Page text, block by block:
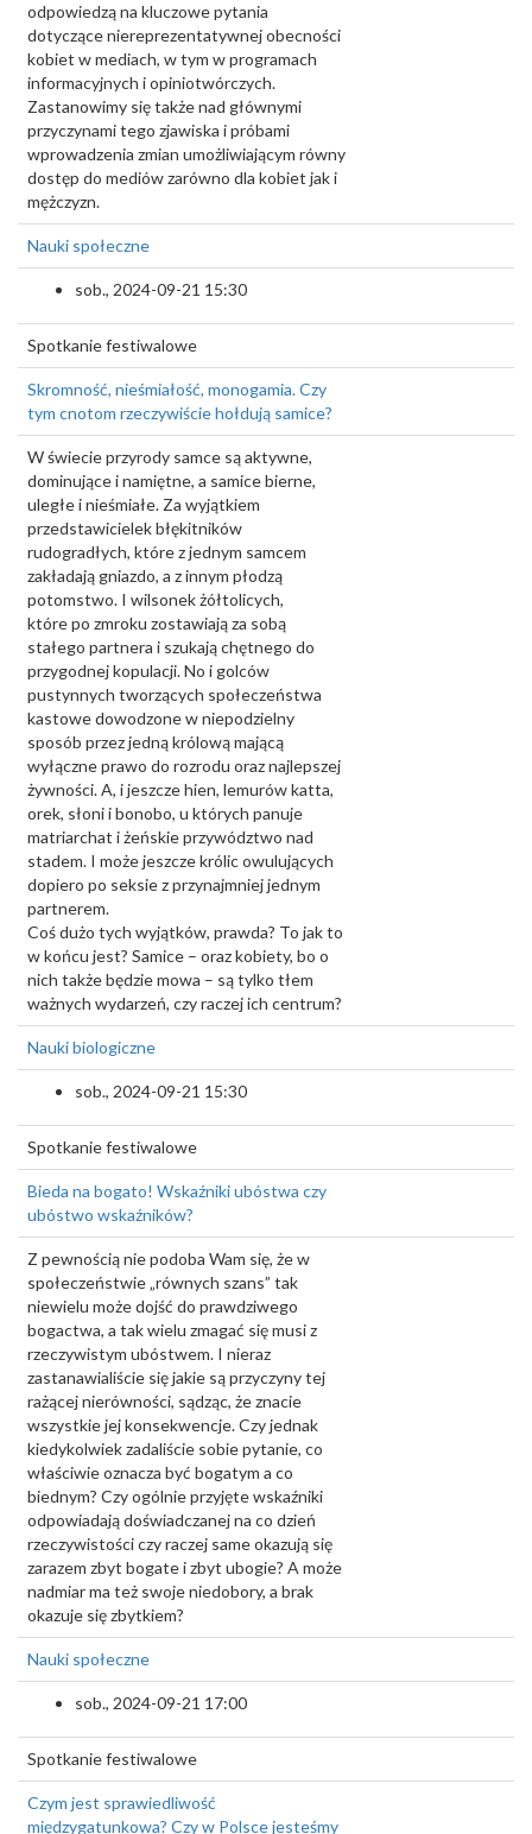
odpowiedzą na kluczowe pytania
dotyczące niereprezentatywnej obecności
kobiet w mediach, w tym w programach
informacyjnych i opiniotwórczych.
Zastanowimy się także nad głównymi
przyczynami tego zjawiska i próbami
wprowadzenia zmian umożliwiającym równy
dostęp do mediów zarówno dla kobiet jak i
mężczyzn.
Nauki społeczne
sob., 2024-09-21 15:30
Spotkanie festiwalowe
Skromność, nieśmiałość, monogamia. Czy
tym cnotom rzeczywiście hołdują samice?
W świecie przyrody samce są aktywne,
dominujące i namiętne, a samice bierne,
uległe i nieśmiałe. Za wyjątkiem
przedstawicielek błękitników
rudogradłych, które z jednym samcem
zakładają gniazdo, a z innym płodzą
potomstwo. I wilsonek żółtolicych,
które po zmroku zostawiają za sobą
stałego partnera i szukają chętnego do
przygodnej kopulacji. No i golców
pustynnych tworzących społeczeństwa
kastowe dowodzone w niepodzielny
sposób przez jedną królową mającą
wyłączne prawo do rozrodu oraz najlepszej
żywności. A, i jeszcze hien, lemurów katta,
orek, słoni i bonobo, u których panuje
matriarchat i żeńskie przywództwo nad
stadem. I może jeszcze królic owulujących
dopiero po seksie z przynajmniej jednym
partnerem.
Coś dużo tych wyjątków, prawda? To jak to
w końcu jest? Samice – oraz kobiety, bo o
nich także będzie mowa – są tylko tłem
ważnych wydarzeń, czy raczej ich centrum?
Nauki biologiczne
sob., 2024-09-21 15:30
Spotkanie festiwalowe
Bieda na bogato! Wskaźniki ubóstwa czy
ubóstwo wskaźników?
Z pewnością nie podoba Wam się, że w
społeczeństwie „równych szans” tak
niewielu może dojść do prawdziwego
bogactwa, a tak wielu zmagać się musi z
rzeczywistym ubóstwem. I nieraz
zastanawialiście się jakie są przyczyny tej
rażącej nierówności, sądząc, że znacie
wszystkie jej konsekwencje. Czy jednak
kiedykolwiek zadaliście sobie pytanie, co
właściwie oznacza być bogatym a co
biednym? Czy ogólnie przyjęte wskaźniki
odpowiadają doświadczanej na co dzień
rzeczywistości czy raczej same okazują się
zarazem zbyt bogate i zbyt ubogie? A może
nadmiar ma też swoje niedobory, a brak
okazuje się zbytkiem?
Nauki społeczne
sob., 2024-09-21 17:00
Spotkanie festiwalowe
Czym jest sprawiedliwość
międzygatunkowa? Czy w Polsce jesteśmy